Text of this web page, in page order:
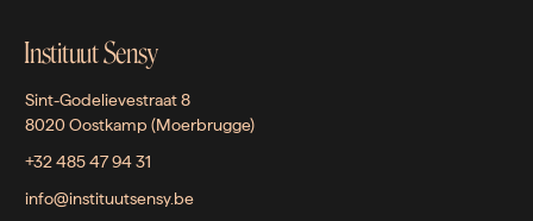
Instituut Sensy
Sint-Godelievestraat 8
8020 Oostkamp (Moerbrugge)
+32 485 47 94 31
info@instituutsensy.be